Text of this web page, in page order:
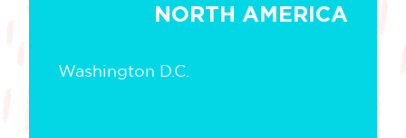
NORTH AMERICA
Washington D.C.